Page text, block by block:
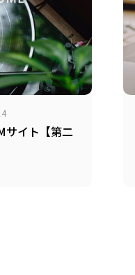
サイト【第二